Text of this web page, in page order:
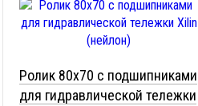
Ролик 80x70 с подшипниками
для гидравлической тележки